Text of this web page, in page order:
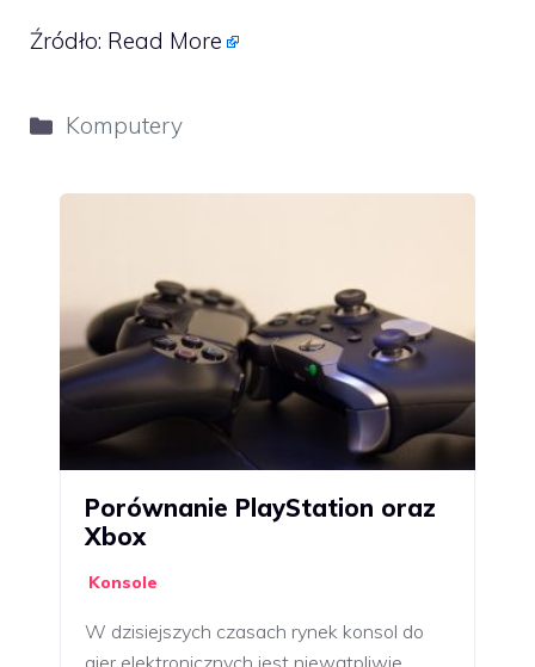
Źródło: Read More
Kategorie
Komputery
Porównanie PlayStation oraz
Xbox
Konsole
W dzisiejszych czasach rynek konsol do